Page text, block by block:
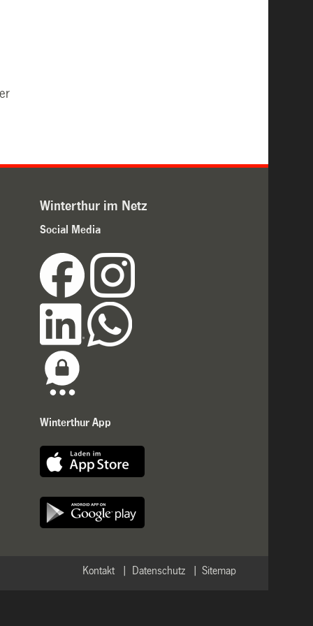
Winterthur im Netz
Social Media
Winterthur App
Sitemap
Datenschutz
Kontakt